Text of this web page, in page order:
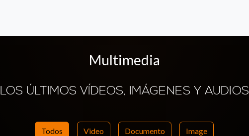
Multimedia
LOS ÚLTIMOS VÍDEOS, IMÁGENES Y AUDIOS
Todos Video Documento Image